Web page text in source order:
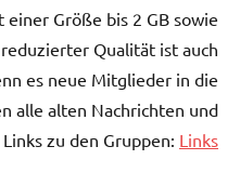
Größe bis 2 GB sowie
Qualität ist auch
es neue Mitglieder in die
alle alten Nachrichten und
zu den Gruppen: Links